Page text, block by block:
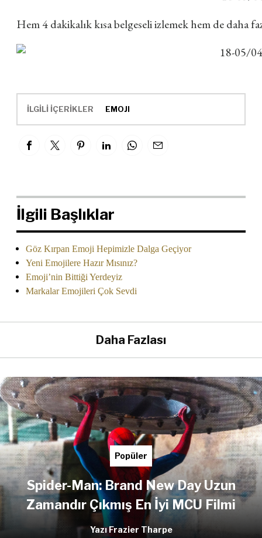
Hem 4 dakikalık kısa belgeseli izlemek hem de daha
İLGİLİ İÇERİKLER EMOJI
İlgili Başlıklar
Göz Kırpan Emoji Hepimizle Dalga Geçiyor
Yeni Emojilere Hazır Mısınız?
Emoji’nin Bittiği Yerdeyiz
Markalar Emojileri Çok Sevdi
Daha Fazlası
Popüler
Spider-Man: Brand New Day Uzun
Zamandır Çıkmış En İyi MCU Filmi
Yazı Frazier Tharpe